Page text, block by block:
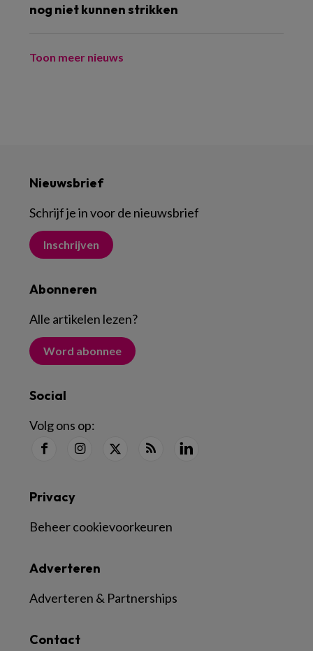
nog niet kunnen strikken
Toon meer nieuws
Nieuwsbrief
Schrijf je in voor de nieuwsbrief
Inschrijven
Abonneren
Alle artikelen lezen?
Word abonnee
Social
Volg ons op:
Contact
Adverteren
Adverteren & Partnerships
Privacy
Beheer cookievoorkeuren